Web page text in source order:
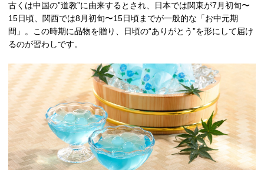
古くは中国の”道教”に由来するとされ、日本では関東が7月初旬〜
15日頃、関西では8月初旬〜15日頃までが一般的な「お中元期
間」。この時期に品物を贈り、日頃の“ありがとう”を形にして届け
るのが習わしです。